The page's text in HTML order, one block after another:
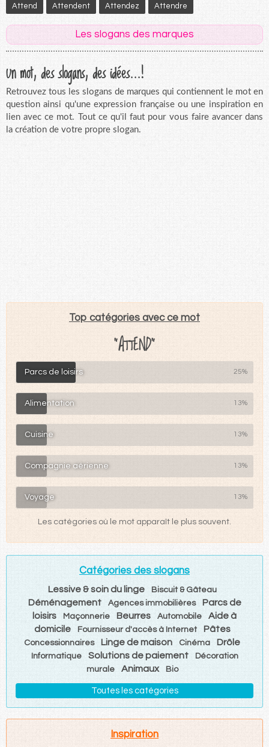
Attend Attendent Attendez Attendre
Les slogans des marques
Un mot, des slogans, des idées...!
Retrouvez tous les slogans de marques qui contiennent le mot en
question ainsi qu'une expression française ou une inspiration en
lien avec ce mot. Tout ce qu'il faut pour vous faire avancer dans
la création de votre propre slogan.
Top catégories avec ce mot
"ATTEND"
Parcs de loisirs 25%
Alimentation 13%
Cuisine 13%
Compagnie aérienne 13%
Voyage 13%
Les catégories où le mot apparaît le plus souvent.
Catégories des slogans
Lessive & soin du linge Biscuit & Gâteau
Déménagement Agences immobilières
Parcs de
loisirs
Maçonnerie Beurres Automobile
Aide à
domicile
Fournisseur d'accès à Internet Pâtes
Concessionnaires Linge de maison Cinéma Drôle
Informatique Solutions de paiement
Décoration
murale
Animaux Bio
Toutes les catégories
Inspiration